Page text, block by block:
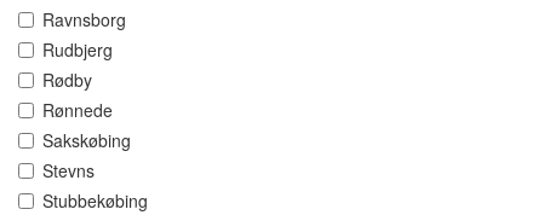
Ravnsborg
Rudbjerg
Rødby
Rønnede
Sakskøbing
Stevns
Stubbekøbing